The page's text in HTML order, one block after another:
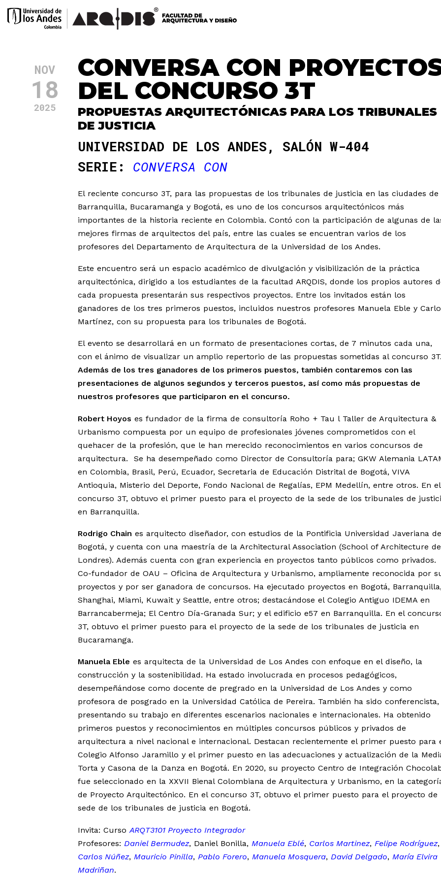
NOV
18
2025
CONVERSA CON
DEL CONCURSO 3T
PROPUESTAS ARQUITECTÓNICAS PARA LOS TRIBUNALES
DE JUSTICIA
UNIVERSIDAD DE LOS ANDES, SALÓN W-404
SERIE: CONVERSA CON
El reciente concurso 3T, para las propuestas de los tribunales de justicia en las ciudades de
Barranquilla, Bucaramanga y Bogotá, es uno de los concursos arquitectónicos más
importantes de la historia reciente en Colombia. Contó con la participación de algunas de
mejores firmas de arquitectos del país, entre las cuales se encuentran varios de los
profesores del Departamento de Arquitectura de la Universidad de los Andes.
Este encuentro será un espacio académico de divulgación y visibilización de la práctica
arquitectónica, dirigido a los estudiantes de la facultad ARQDIS, donde los propios autores
cada propuesta presentarán sus respectivos proyectos. Entre los invitados están los
ganadores de los tres primeros puestos, incluidos nuestros profesores Manuela Eble y
Martínez, con su propuesta para los tribunales de Bogotá.
El evento se desarrollará en un formato de presentaciones cortas, de 7 minutos cada una,
con el ánimo de visualizar un amplio repertorio de las propuestas sometidas al concurso 3T.
Además de los tres ganadores de los primeros puestos, también contaremos con las
presentaciones de algunos segundos y terceros puestos, así como más propuestas de
nuestros profesores que participaron en el concurso.
Robert Hoyos es fundador de la firma de consultoría Roho + Tau l Taller de Arquitectura &
Urbanismo compuesta por un equipo de profesionales jóvenes comprometidos con el
quehacer de la profesión, que le han merecido reconocimientos en varios concursos de
arquitectura. Se ha desempeñado como Director de Consultoría para; GKW Alemania
en Colombia, Brasil, Perú, Ecuador, Secretaria de Educación Distrital de Bogotá, VIVA
Antioquia, Misterio del Deporte, Fondo Nacional de Regalías, EPM Medellín, entre otros. En el
concurso 3T, obtuvo el primer puesto para el proyecto de la sede de los tribunales de
en Barranquilla.
Rodrigo Chain es arquitecto diseñador, con estudios de la Pontificia Universidad Javeriana de
Bogotá, y cuenta con una maestría de la Architectural Association (School of Architecture de
Londres). Además cuenta con gran experiencia en proyectos tanto públicos como privados.
Co-fundador de OAU – Oficina de Arquitectura y Urbanismo, ampliamente reconocida por
proyectos y por ser ganadora de concursos. Ha ejecutado proyectos en Bogotá,
Shanghai, Miami, Kuwait y Seattle, entre otros; destacándose el Colegio Antiguo IDEMA en
Barrancabermeja; El Centro Día-Granada Sur; y el edificio e57 en Barranquilla. En el
3T, obtuvo el primer puesto para el proyecto de la sede de los tribunales de justicia en
Bucaramanga.
Manuela Eble es arquitecta de la Universidad de Los Andes con enfoque en el diseño, la
construcción y la sostenibilidad. Ha estado involucrada en procesos pedagógicos,
desempeñándose como docente de pregrado en la Universidad de Los Andes y como
profesora de posgrado en la Universidad Católica de Pereira. También ha sido conferencista,
presentando su trabajo en diferentes escenarios nacionales e internacionales. Ha obtenido
primeros puestos y reconocimientos en múltiples concursos públicos y privados de
arquitectura a nivel nacional e internacional. Destacan recientemente el primer puesto para
Colegio Alfonso Jaramillo y el primer puesto en las adecuaciones y actualización de la
Torta y Casona de la Danza en Bogotá. En 2020, su proyecto Centro de Integración
fue seleccionado en la XXVII Bienal Colombiana de Arquitectura y Urbanismo, en la
de Proyecto Arquitectónico. En el concurso 3T, obtuvo el primer puesto para el proyecto de
sede de los tribunales de justicia en Bogotá.
Invita: CursoARQT3101 Proyecto Integrador
Profesores: Daniel Bermudez, Daniel Bonilla, Manuela Eblé, Carlos Martinez, Felipe Rodríguez,
Carlos Núñez, Mauricio Pinilla, Pablo Forero, Manuela Mosquera, David Delgado, María Elvira
Madriñan.